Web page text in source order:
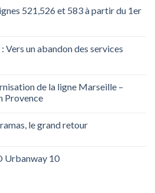
521,526 et 583 à partir du 1er
Vers un abandon des services
de la ligne Marseille –
Provence
le grand retour
Urbanway 10